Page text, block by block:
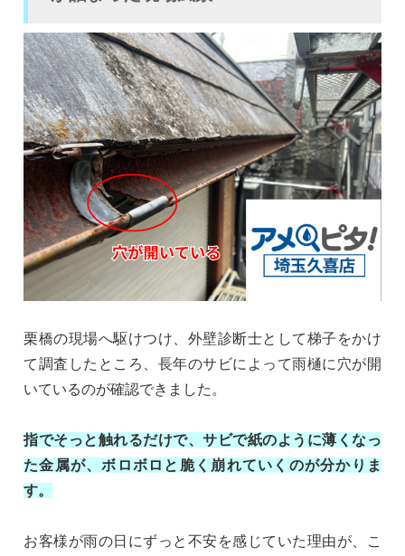
栗橋の現場へ駆けつけ、外壁診断士として梯子をかけ
て調査したところ、長年のサビによって雨樋に穴が開
いているのが確認できました。
指でそっと触れるだけで、サビで紙のように薄くなっ
た金属が、ボロボロと脆く崩れていくのが分かりま
す。
お客様が雨の日にずっと不安を感じていた理由が、こ